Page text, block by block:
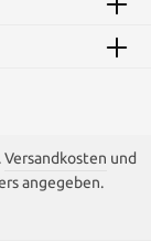
Versandkosten und
angegeben.